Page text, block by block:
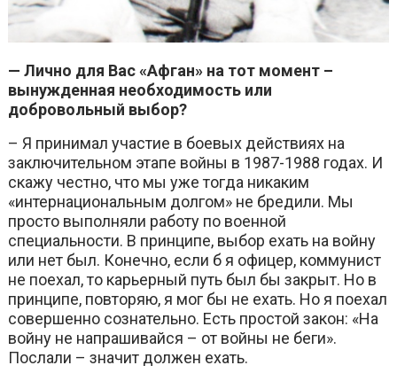
— Лично для Вас «Афган» на тот момент –
вынужденная необходимость или
добровольный выбор?
– Я принимал участие в боевых действиях на
заключительном этапе войны в 1987-1988 годах. И
скажу честно, что мы уже тогда никаким
«интернациональным долгом» не бредили. Мы
просто выполняли работу по военной
специальности. В принципе, выбор ехать на войну
или нет был. Конечно, если б я офицер, коммунист
не поехал, то карьерный путь был бы закрыт. Но в
принципе, повторяю, я мог бы не ехать. Но я поехал
совершенно сознательно. Есть простой закон: «На
войну не напрашивайся – от войны не беги».
Послали – значит должен ехать.